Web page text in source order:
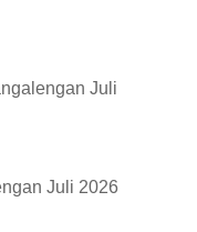
Juli
Juli 2026